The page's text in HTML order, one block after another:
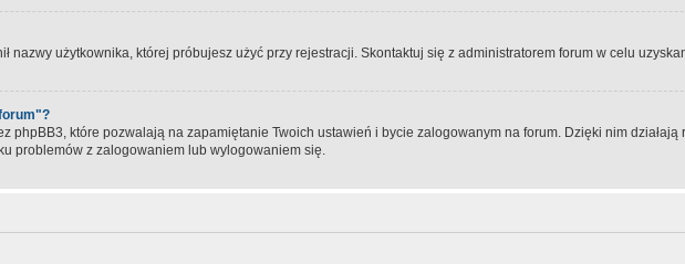
nazwy użytkownika, której próbujesz użyć przy rejestracji. Skontaktuj się z administratorem forum w celu
phpBB3, które pozwalają na zapamiętanie Twoich ustawień i bycie zalogowanym na forum. Dzięki nim
problemów z zalogowaniem lub wylogowaniem się.